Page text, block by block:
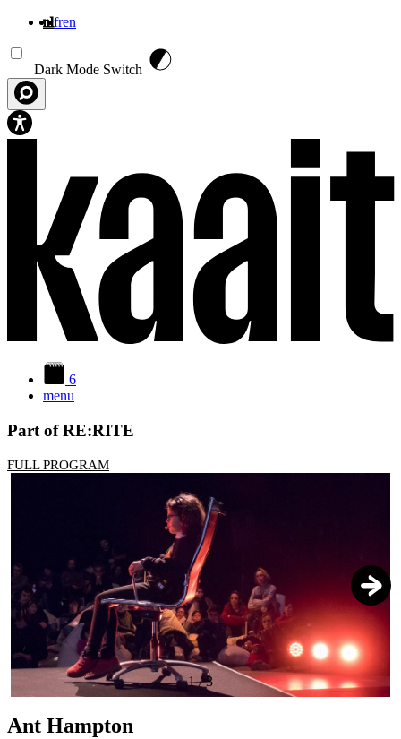
nlfren
Dark Mode Switch
6
menu
Part of RE:RITE
FULL PROGRAM
1/3
Ant Hampton